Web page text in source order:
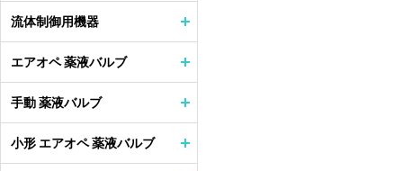
流体制御用機器
エアオペ 薬液バルブ
手動 薬液バルブ
小形 エアオペ 薬液バルブ